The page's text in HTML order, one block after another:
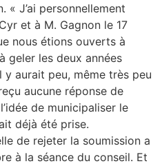
« J’ai personnellement
et à M. Gagnon le 17
nous étions ouverts à
geler les deux années
y aurait peu, même très peu
aucune réponse de
de municipaliser le
déjà été prise.
de rejeter la soumission a
à la séance du conseil. Et